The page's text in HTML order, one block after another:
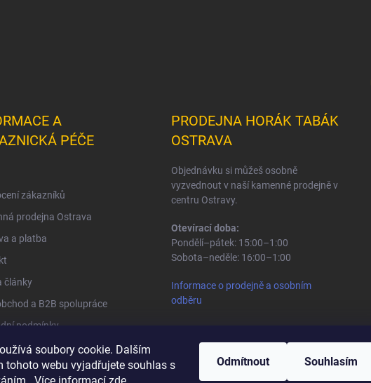
soubory cookie. Dalším
tohoto webu vyjadřujete souhlas s
Odmítnout Souhlasím
A
PÉČE
zákazníků
prodejna Ostrava
a platba
články
a B2B spolupráce
podmínky
osobních údajů
PRODEJNA HORÁK TABÁK
OSTRAVA
Objednávku si můžeš osobně
vyzvednout v naší kamenné prodejně v
centru Ostravy.
Otevírací doba:
Pondělí–pátek: 15:00–1:00
Sobota–neděle: 16:00–1:00
Informace o prodejně a osobním
odběru